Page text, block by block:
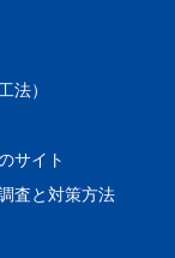
法）
サイト
査と対策方法